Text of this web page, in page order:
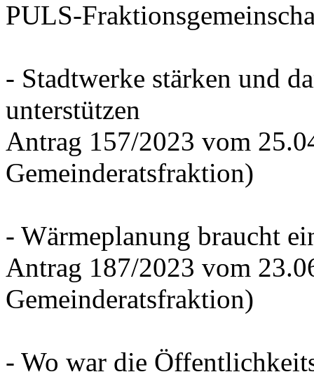
PULS-
- Stadtwerke stärken und
unterstützen
Antrag 157/2023 vom
Gemeinderatsfraktion)
- Wärmeplanung braucht
Antrag 187/2023 vom
Gemeinderatsfraktion)
- Wo war die